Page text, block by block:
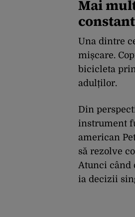
Mai
Una dintre
mișcare.
bicicleta
adulților.
Din
instrument
american
să rezolve
Atunci când
ia decizii